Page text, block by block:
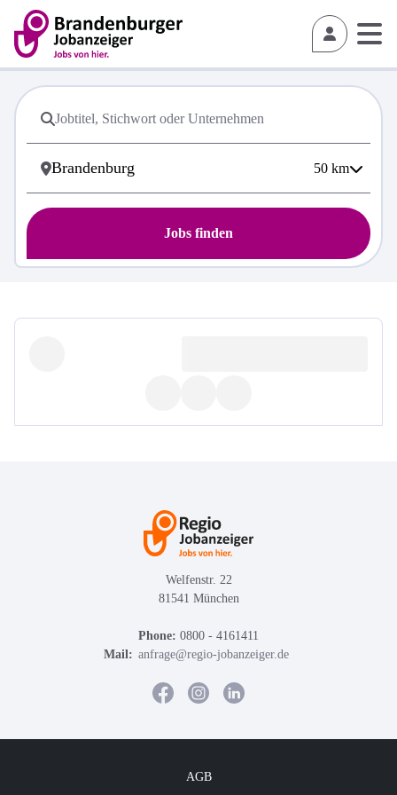
50 km
Jobs finden
Welfenstr. 22
81541 München
Phone: 0800 - 4161411
Mail: anfrage@regio-jobanzeiger.de
AGB